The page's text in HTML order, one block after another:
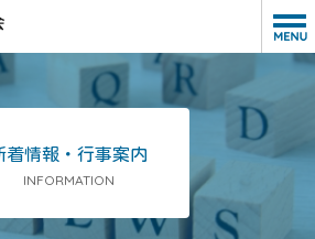
着情報・行事案内
INFORMATION